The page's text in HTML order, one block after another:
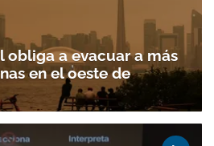
obliga a evacuar a más
en el oeste de